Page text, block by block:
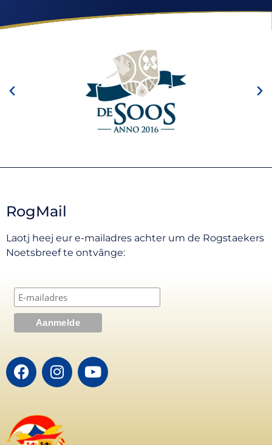
RogMail
Laotj heej eur e-mailadres achter um de Rogstaekers
Noetsbreef te ontvânge: